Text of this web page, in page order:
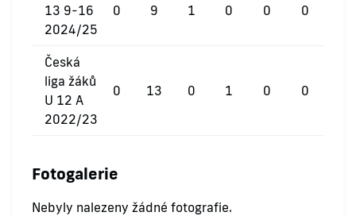
13 9-16
2024/25
0 9 1 0 0 0
Česká
liga žáků
U 12 A
2022/23
0 13 0 1 0 0
Fotogalerie
Nebyly nalezeny žádné fotografie.